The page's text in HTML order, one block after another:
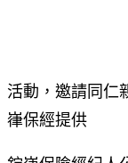
錠嵂
活動，邀請同仁
嵂保經提供